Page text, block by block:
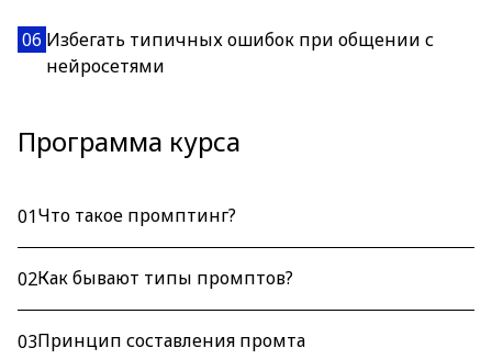
06 Избегать типичных ошибок при общении с
нейросетями
Программа курса
01Что такое промптинг?
02Как бывают типы промптов?
03Принцип составления промта